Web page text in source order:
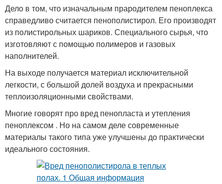
Дело в том, что изначальным прародителем пеноплекса
справедливо считается пенополистирол. Его производят
из полистирольных шариков. Специального сырья, что
изготовляют с помощью полимеров и газовых
наполнителей.
На выходе получается материал исключительной
легкости, с большой долей воздуха и прекрасными
теплоизоляционными свойствами.
Многие говорят про вред пенопласта и утепления
пеноплексом . Но на самом деле современные
материалы такого типа уже улучшены до практически
идеального состояния.